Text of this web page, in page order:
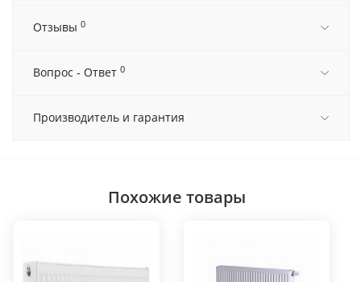
Отзывы 0
Вопрос - Ответ 0
Производитель и гарантия
Похожие товары